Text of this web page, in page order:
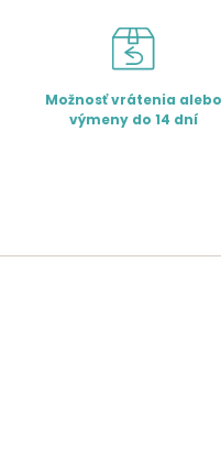
Možnosť vrátenia alebo
výmeny do 14 dní